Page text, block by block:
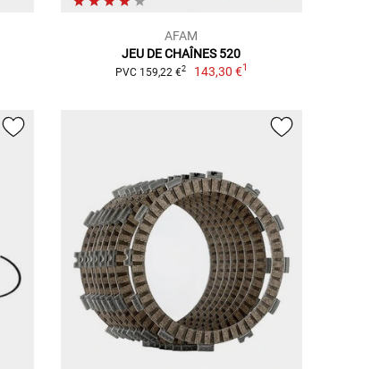
AFAM
JEU DE CHAÎNES 520
PVC 159,22 €2 143,30 €1